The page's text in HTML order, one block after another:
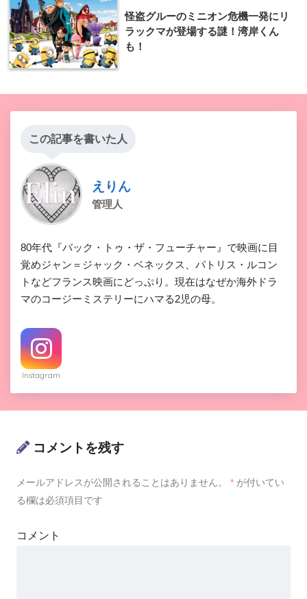
怪盗グルーのミニオン危機一発にリ
ラックマが登場する謎！湾岸くん
も！
この記事を書いた人
えりん
管理人
80年代『バック・トゥ・ザ・フューチャー』で映画に目
覚めジャン＝ジャック・ベネックス、パトリス・ルコン
トなどフランス映画にどっぷり。現在はなぜか海外ドラ
マのコージーミステリーにハマる2児の母。
Instagram
コメントを残す
メールアドレスが公開されることはありません。 * が付いてい
る欄は必須項目です
コメント